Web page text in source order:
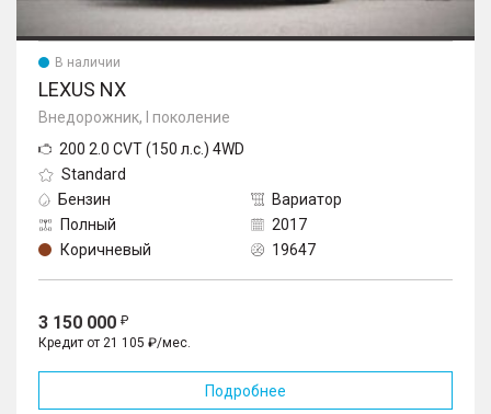
В наличии
LEXUS NX
Внедорожник, I поколение
200 2.0 CVT (150 л.с.) 4WD
Standard
Бензин
Вариатор
Полный
2017
Коричневый
19647
3 150 000
Кредит от 21 105 ₽/мес.
Подробнее